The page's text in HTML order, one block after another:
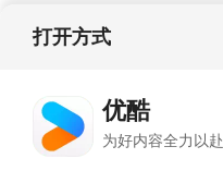
打开方式
优酷
为好内容全力以赴